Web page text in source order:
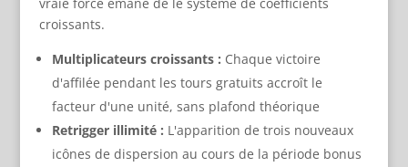
croissants.
Multiplicateurs croissants : Chaque victoire
d'affilée pendant les tours gratuits accroît le
facteur d'une unité, sans plafond théorique
Retrigger illimité : L'apparition de trois nouveaux
icônes de dispersion au cours de la période bonus